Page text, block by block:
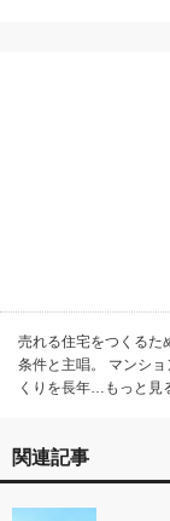
売れる住宅をつくるた
条件と主唱。 マンシ
くりを長年…もっと見
関連記事